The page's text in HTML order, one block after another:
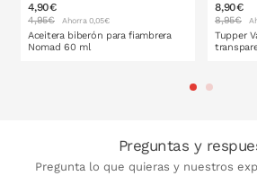
4,90€
4,95€ Ahorra 0,05€
Aceitera biberón para fiambrera
Nomad 60 ml
8,90€
8,95€
Tupper
Preguntas y
Pregunta lo que quieras y nuestros